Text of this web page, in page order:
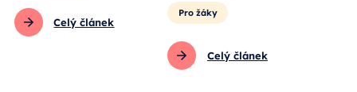
Celý článek
Pro žáky
Celý článek